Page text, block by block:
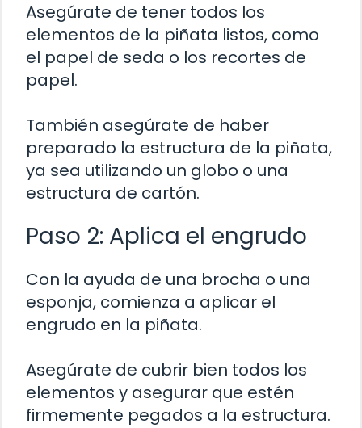
Asegúrate de tener todos los
elementos de la piñata listos, como
el papel de seda o los recortes de
papel.
También asegúrate de haber
preparado la estructura de la piñata,
ya sea utilizando un globo o una
estructura de cartón.
Paso 2: Aplica el engrudo
Con la ayuda de una brocha o una
esponja, comienza a aplicar el
engrudo en la piñata.
Asegúrate de cubrir bien todos los
elementos y asegurar que estén
firmemente pegados a la estructura.